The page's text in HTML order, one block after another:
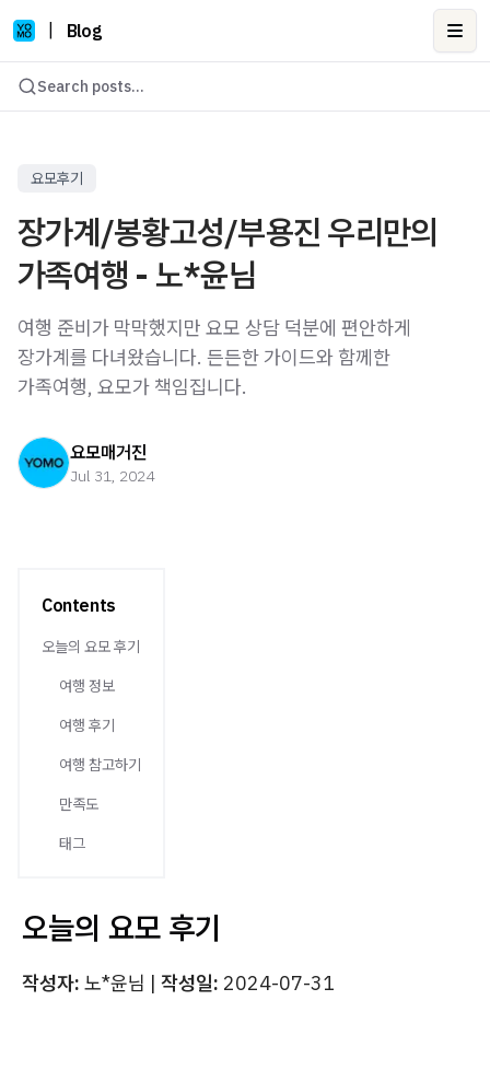
Blog
Search posts...
요모후기
장가계/봉황고성/부용진 우리만의
가족여행 - 노*윤님
여행 준비가 막막했지만 요모 상담 덕분에 편안하게
장가계를 다녀왔습니다. 든든한 가이드와 함께한
가족여행, 요모가 책임집니다.
요모매거진
Jul 31, 2024
Contents
오늘의 요모 후기
여행 정보
여행 후기
여행 참고하기
만족도
태그
오늘의 요모 후기
작성자: 노*윤님 | 작성일: 2024-07-31